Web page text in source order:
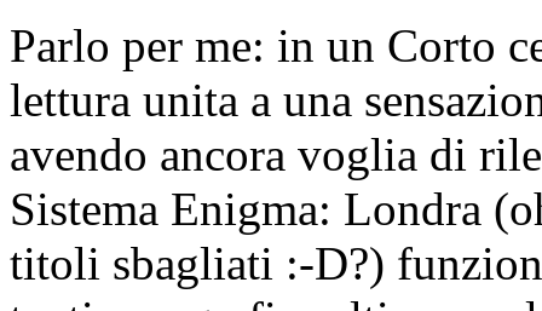
Parlo per me: in un Corto
lettura unita a una
avendo ancora voglia di
Sistema Enigma: Londra
titoli sbagliati :-D?)